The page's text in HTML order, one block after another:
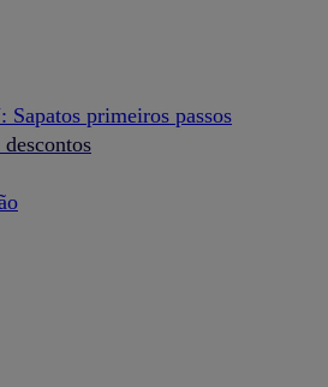
Sapatos primeiros passos